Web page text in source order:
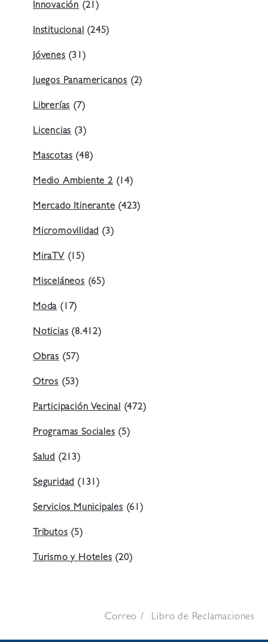
Innovación (21)
Institucional (245)
Jóvenes (31)
Juegos Panamericanos (2)
Librerías (7)
Licencias (3)
Mascotas (48)
Medio Ambiente 2(14)
Mercado Itinerante (423)
Micromovilidad (3)
MiraTV (15)
Misceláneos (65)
Moda (17)
Noticias (8.412)
Obras (57)
Otros (53)
Participación Vecinal (472)
Programas Sociales (5)
Salud (213)
Seguridad (131)
Servicios Municipales (61)
Tributos (5)
Turismo y Hoteles (20)
Correo Libro de Reclamaciones